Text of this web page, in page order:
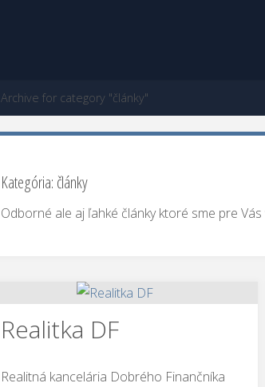
Archive for category "články"
Kategória: články
Odborné ale aj ľahké články ktoré sme pre Vás
Realitka DF
Realitná kancelária Dobrého Finančníka